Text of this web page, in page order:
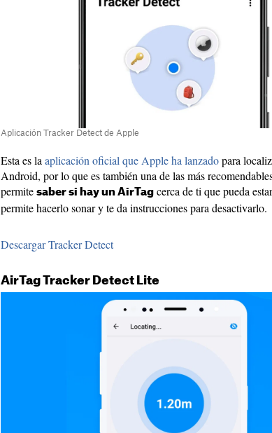
Aplicación Tracker Detect de Apple
Esta es la aplicación oficial que Apple ha lanzadopara
Android, por lo que es también una de las más
permite saber si hay un AirTag cerca de ti que pueda
permite hacerlo sonar y te da instrucciones para desactivarlo.
Descargar Tracker Detect
AirTag Tracker Detect Lite